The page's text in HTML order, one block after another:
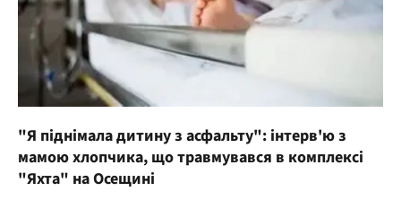
"Я піднімала дитину з асфальту": інтерв'ю з
мамою хлопчика, що травмувався в комплексі
"Яхта" на Осещині